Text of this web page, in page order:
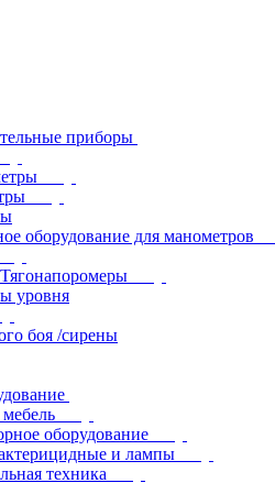
приборы
оборудование для манометров
уровня
боя /сирены
оборудование
и лампы
техника